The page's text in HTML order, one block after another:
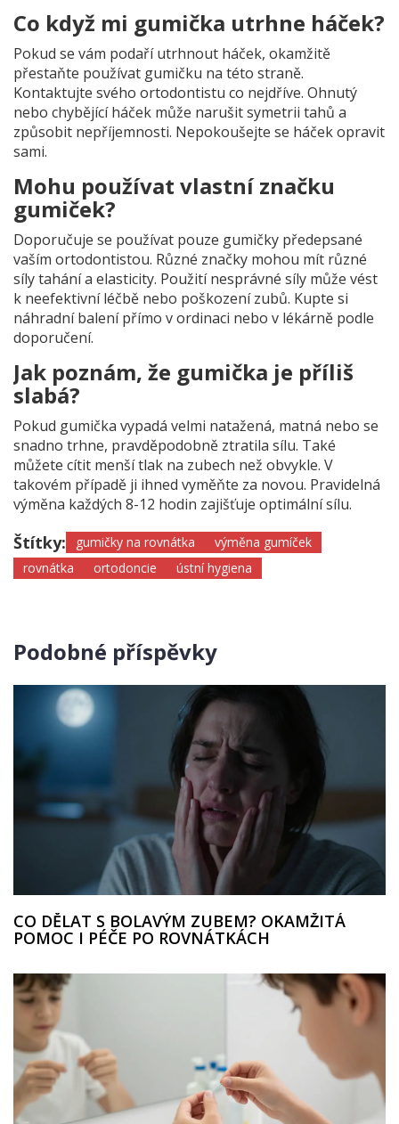
Co když mi gumička utrhne háček?
Pokud se vám podaří utrhnout háček, okamžitě
přestaňte používat gumičku na této straně.
Kontaktujte svého ortodontistu co nejdříve. Ohnutý
nebo chybějící háček může narušit symetrii tahů a
způsobit nepříjemnosti. Nepokoušejte se háček opravit
sami.
Mohu používat vlastní značku
gumiček?
Doporučuje se používat pouze gumičky předepsané
vaším ortodontistou. Různé značky mohou mít různé
síly tahání a elasticity. Použití nesprávné síly může vést
k neefektivní léčbě nebo poškození zubů. Kupte si
náhradní balení přímo v ordinaci nebo v lékárně podle
doporučení.
Jak poznám, že gumička je příliš
slabá?
Pokud gumička vypadá velmi natažená, matná nebo se
snadno trhne, pravděpodobně ztratila sílu. Také
můžete cítit menší tlak na zubech než obvykle. V
takovém případě ji ihned vyměňte za novou. Pravidelná
výměna každých 8-12 hodin zajišťuje optimální sílu.
Štítky: gumičky na rovnátka
výměna gumíček
rovnátka
ortodoncie ústní hygiena
Podobné příspěvky
CO DĚLAT S BOLAVÝM ZUBEM? OKAMŽITÁ
POMOC I PÉČE PO ROVNÁTKÁCH